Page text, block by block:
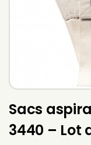
Sacs
3440 – Lot